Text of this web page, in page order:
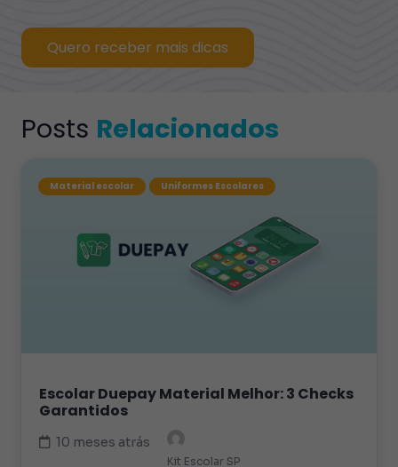
Quero receber mais dicas
Posts Relacionados
Material escolar Uniformes Escolares
Escolar Duepay Material Melhor: 3 Checks
Garantidos
10 meses atrás
Kit Escolar SP